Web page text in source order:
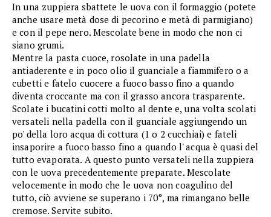
In una zuppiera sbattete le uova con il formaggio (potete
anche usare metà dose di pecorino e metà di parmigiano)
e con il pepe nero. Mescolate bene in modo che non ci
siano grumi.
Mentre la pasta cuoce, rosolate in una padella
antiaderente e in poco olio il guanciale a fiammifero o a
cubetti e fatelo cuocere a fuoco basso fino a quando
diventa croccante ma con il grasso ancora trasparente.
Scolate i bucatini cotti molto al dente e, una volta scolati
versateli nella padella con il guanciale aggiungendo un
po' della loro acqua di cottura (1 o 2 cucchiai) e fateli
insaporire a fuoco basso fino a quando l' acqua è quasi del
tutto evaporata. A questo punto versateli nella zuppiera
con le uova precedentemente preparate. Mescolate
velocemente in modo che le uova non coagulino del
tutto, ciò avviene se superano i 70°, ma rimangano belle
cremose. Servite subito.